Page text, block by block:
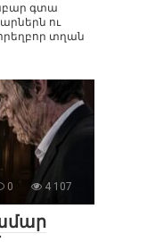
գտա
ու
տղան
0 4 107